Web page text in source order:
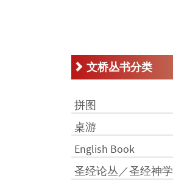
文桥丛书分类
拼图
桌游
English Book
圣经论丛／圣经神学